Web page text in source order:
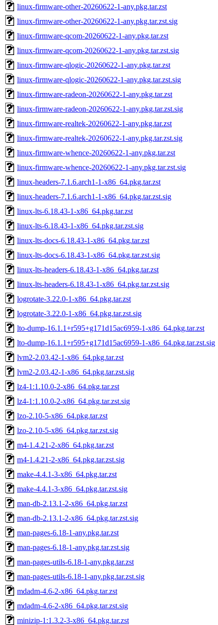
linux-firmware-other-20260622-1-any.pkg.tar.zst
linux-firmware-other-20260622-1-any.pkg.tar.zst.sig
linux-firmware-qcom-20260622-1-any.pkg.tar.zst
linux-firmware-qcom-20260622-1-any.pkg.tar.zst.sig
linux-firmware-qlogic-20260622-1-any.pkg.tar.zst
linux-firmware-qlogic-20260622-1-any.pkg.tar.zst.sig
linux-firmware-radeon-20260622-1-any.pkg.tar.zst
linux-firmware-radeon-20260622-1-any.pkg.tar.zst.sig
linux-firmware-realtek-20260622-1-any.pkg.tar.zst
linux-firmware-realtek-20260622-1-any.pkg.tar.zst.sig
linux-firmware-whence-20260622-1-any.pkg.tar.zst
linux-firmware-whence-20260622-1-any.pkg.tar.zst.sig
linux-headers-7.1.6.arch1-1-x86_64.pkg.tar.zst
linux-headers-7.1.6.arch1-1-x86_64.pkg.tar.zst.sig
linux-lts-6.18.43-1-x86_64.pkg.tar.zst
linux-lts-6.18.43-1-x86_64.pkg.tar.zst.sig
linux-lts-docs-6.18.43-1-x86_64.pkg.tar.zst
linux-lts-docs-6.18.43-1-x86_64.pkg.tar.zst.sig
linux-lts-headers-6.18.43-1-x86_64.pkg.tar.zst
linux-lts-headers-6.18.43-1-x86_64.pkg.tar.zst.sig
logrotate-3.22.0-1-x86_64.pkg.tar.zst
logrotate-3.22.0-1-x86_64.pkg.tar.zst.sig
lto-dump-16.1.1+r595+g171d15ac6959-1-x86_64.pkg.tar.zst
lto-dump-16.1.1+r595+g171d15ac6959-1-x86_64.pkg.tar.zst.sig
lvm2-2.03.42-1-x86_64.pkg.tar.zst
lvm2-2.03.42-1-x86_64.pkg.tar.zst.sig
lz4-1:1.10.0-2-x86_64.pkg.tar.zst
lz4-1:1.10.0-2-x86_64.pkg.tar.zst.sig
lzo-2.10-5-x86_64.pkg.tar.zst
lzo-2.10-5-x86_64.pkg.tar.zst.sig
m4-1.4.21-2-x86_64.pkg.tar.zst
m4-1.4.21-2-x86_64.pkg.tar.zst.sig
make-4.4.1-3-x86_64.pkg.tar.zst
make-4.4.1-3-x86_64.pkg.tar.zst.sig
man-db-2.13.1-2-x86_64.pkg.tar.zst
man-db-2.13.1-2-x86_64.pkg.tar.zst.sig
man-pages-6.18-1-any.pkg.tar.zst
man-pages-6.18-1-any.pkg.tar.zst.sig
man-pages-utils-6.18-1-any.pkg.tar.zst
man-pages-utils-6.18-1-any.pkg.tar.zst.sig
mdadm-4.6-2-x86_64.pkg.tar.zst
mdadm-4.6-2-x86_64.pkg.tar.zst.sig
minizip-1:1.3.2-3-x86_64.pkg.tar.zst